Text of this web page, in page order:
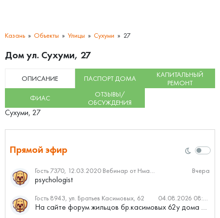
Казань Объекты Улицы Сухуми 27
Дом ул. Сухуми, 27
ОПИСАНИЕ ПАСПОРТ ДОМА
КАПИТАЛЬНЫЙ
РЕМОНТ
ФИАС
ОТЗЫВЫ/
ОБСУЖДЕНИЯ
Сухуми, 27
Прямой эфир
Гость 7370, 12.03.2020 Вебинар от Нмаркет.ПРО: «Актуальное об ипотеке: что нужно знать» Вчера
psychologist
Гость 8943, ул. Братьев Касимовых, 62 04.08.2026 08:34
На сайте форум жильцов бр.касимовых 62у дома растут красивые...